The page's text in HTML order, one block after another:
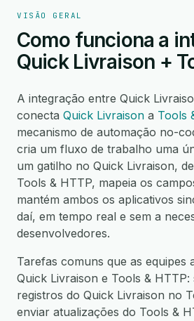
VISÃO GERAL
Como funciona a
Quick Livraison +
A integração entre Quick
conecta Quick Livraison a Tools
mecanismo de automação no-
cria um fluxo de trabalho uma
um gatilho no Quick Livraison,
Tools & HTTP, mapeia os
mantém ambos os aplicativos
daí, em tempo real e sem a
desenvolvedores.
Tarefas comuns que as equipes
Quick Livraison e Tools &
registros do Quick Livraison no
enviar atualizações do Tools &